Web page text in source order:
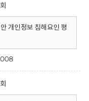
개인정보 침해요인 평